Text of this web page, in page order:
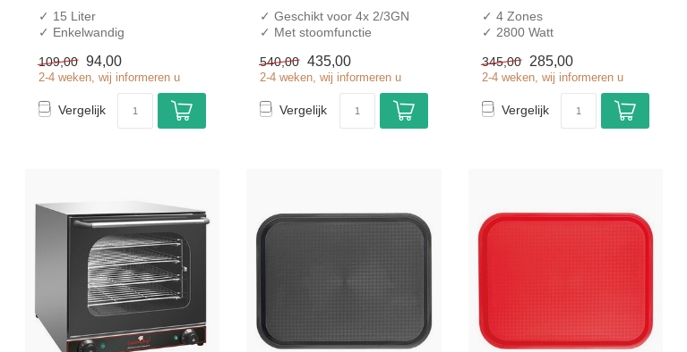
✓ 15 Liter
✓ Enkelwandig
109,00 94,00
2-4 weken, wij informeren u
Vergelijk
✓ Geschikt voor 4x 2/3GN
✓ Met stoomfunctie
✓ 230 Volt
540,00 435,00
2-4 weken, wij informeren u
Vergelijk
✓ 4 Zones
✓ 2800 Watt
345,00
285,00
2-4 weken, wij informeren u
Vergelijk